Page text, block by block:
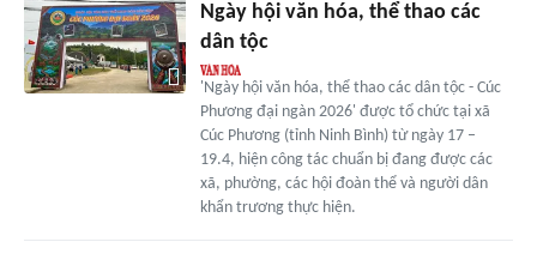
Ngày hội văn hóa, thể thao các
dân tộc
'Ngày hội văn hóa, thể thao các dân tộc - Cúc
Phương đại ngàn 2026' được tổ chức tại xã
Cúc Phương (tỉnh Ninh Bình) từ ngày 17 –
19.4, hiện công tác chuẩn bị đang được các
xã, phường, các hội đoàn thể và người dân
khẩn trương thực hiện.